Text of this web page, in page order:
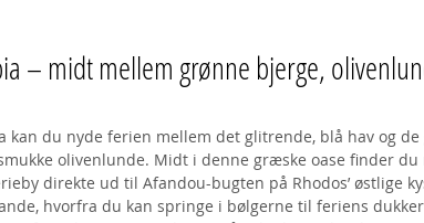
– midt mellem grønne bjerge,
kan du nyde ferien mellem det glitrende, blå hav og de
olivenlunde. Midt i denne græske oase finder du
direkte ud til Afandou-bugten på Rhodos’ østlige
hvorfra du kan springe i bølgerne til feriens